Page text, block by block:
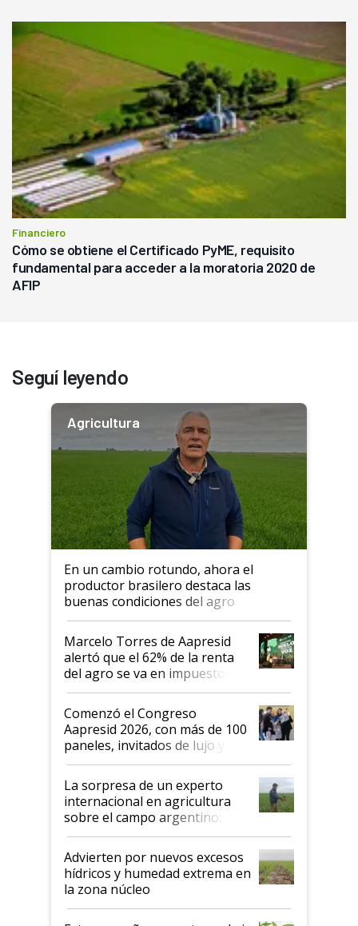
Financiero
Cómo se obtiene el Certificado PyME, requisito
fundamental para acceder a la moratoria 2020 de
AFIP
Seguí leyendo
Agricultura
En un cambio rotundo, ahora el
productor brasilero destaca las
buenas condiciones del agro
argentino para invertir: "Los veo
más motivados"
Marcelo Torres de Aapresid
alertó que el 62% de la renta
del agro se va en impuestos:
"No es bueno que en
Argentina se sigan discutiendo
las mismas cosas de hace 50
años"
Comenzó el Congreso
Aapresid 2026, con más de 100
paneles, invitados de lujo y
todas las tendencias
La sorpresa de un experto
internacional en agricultura
sobre el campo argentino:
"Estoy muy impresionado"
Advierten por nuevos excesos
hídricos y humedad extrema en
la zona núcleo